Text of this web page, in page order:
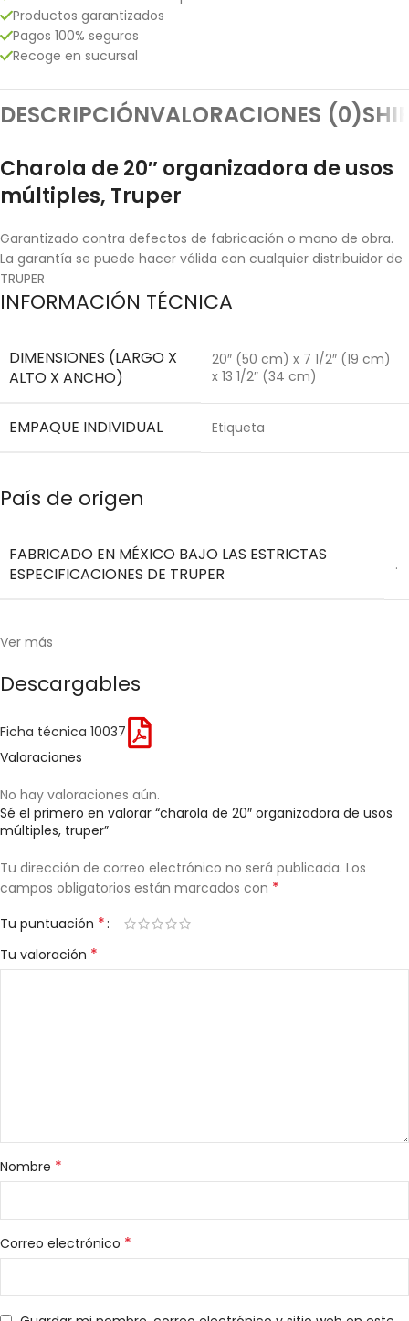
Productos garantizados
Pagos 100% seguros
Recoge en sucursal
DESCRIPCIÓNVALORACIONES (0)
Charola de 20″ organizadora de usos
múltiples, Truper
Garantizado contra defectos de fabricación o mano de obra.
La garantía se puede hacer válida con cualquier distribuidor de
TRUPER
INFORMACIÓN TÉCNICA
DIMENSIONES (LARGO X
ALTO X ANCHO)
20″ (50 cm) x 7 1/2″ (19 cm)
x 13 1/2″ (34 cm)
EMPAQUE INDIVIDUAL Etiqueta
País de origen
FABRICADO EN MÉXICO BAJO LAS ESTRICTAS
ESPECIFICACIONES DE TRUPER
.
Ver más
Descargables
Ficha técnica 10037
Valoraciones
No hay valoraciones aún.
Sé el primero en valorar “charola de 20″ organizadora de usos
múltiples, truper”
Tu dirección de correo electrónico no será publicada. Los
campos obligatorios están marcados con *
Tu puntuación *
Tu valoración *
Nombre *
Correo electrónico *